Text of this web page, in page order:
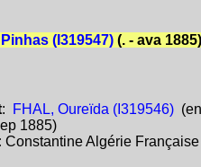
(I319547)(. - ava 1885)
: FHAL, Oureïda (I319546)
1885)
Constantine Algérie Française